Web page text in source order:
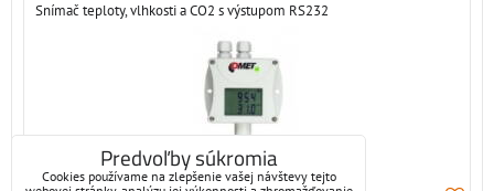
Snímač teploty, vlhkosti a CO2 s výstupom RS232
Predvoľby súkromia
Cookies používame na zlepšenie vašej návštevy tejto